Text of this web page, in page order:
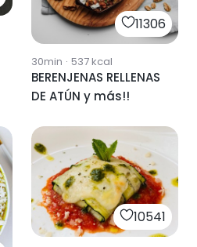
11306
30min · 537kcal
BERENJENAS RELLENAS
DE ATÚN y más!!
10541